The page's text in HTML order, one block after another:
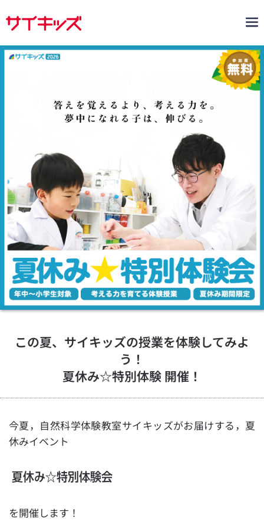
この夏、サイキッズの授業を体験してみよ
う！
夏休み☆特別体験 開催！
今夏，自然科学体験教室サイキッズがお届けする，夏
休みイベント
夏休み☆特別体験会
を開催します！